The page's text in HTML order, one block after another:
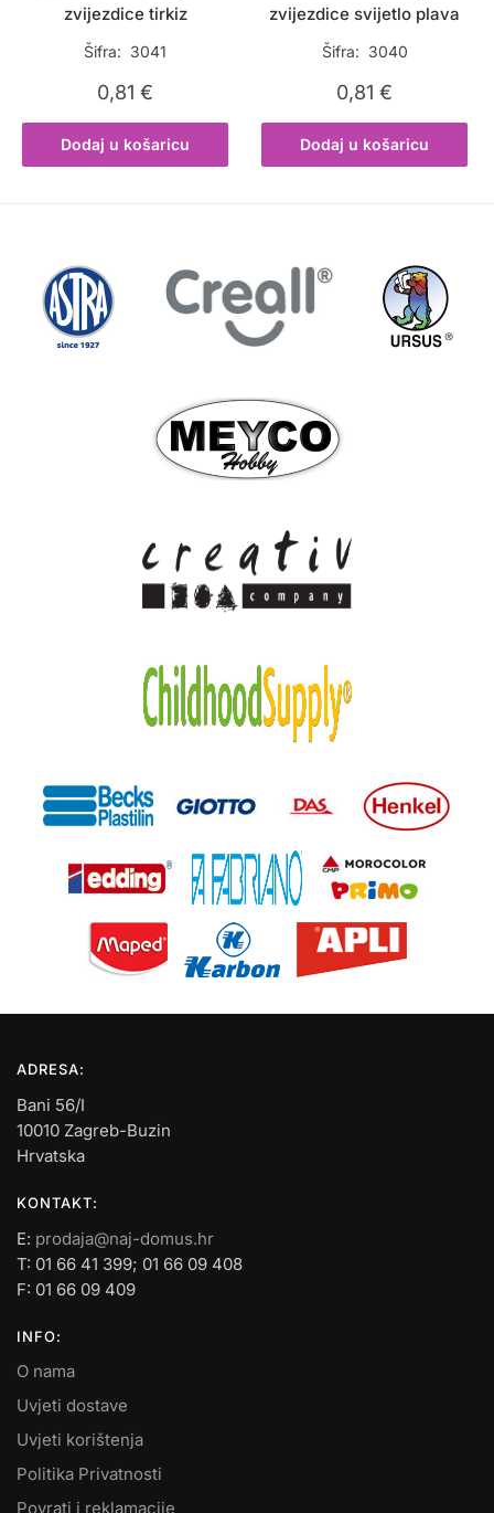
zvijezdice tirkiz
Šifra: 3041
0,81€
Dodaj u košaricu
zvijezdice svijetlo plava
Šifra: 3040
0,81€
Dodaj u košaricu
ADRESA:
Bani 56/I
10010 Zagreb-Buzin
Hrvatska
KONTAKT:
E: prodaja@naj-domus.hr
T: 01 66 41 399; 01 66 09 408
F: 01 66 09 409
INFO:
O nama
Uvjeti dostave
Uvjeti korištenja
Politika Privatnosti
Povrati i reklamacije